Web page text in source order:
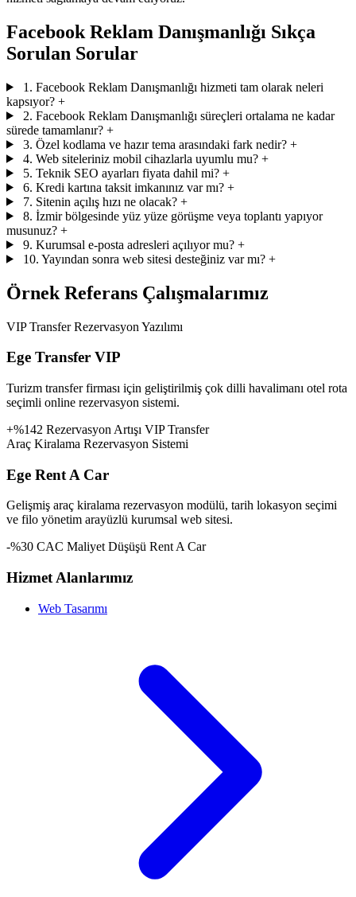
Facebook Reklam Danışmanlığı Sıkça
Sorulan Sorular
1. Facebook Reklam Danışmanlığı hizmeti tam olarak neleri
kapsıyor? +
2. Facebook Reklam Danışmanlığı süreçleri ortalama ne kadar
sürede tamamlanır? +
3. Özel kodlama ve hazır tema arasındaki fark nedir? +
4. Web siteleriniz mobil cihazlarla uyumlu mu? +
5. Teknik SEO ayarları fiyata dahil mi? +
6. Kredi kartına taksit imkanınız var mı? +
7. Sitenin açılış hızı ne olacak? +
8. İzmir bölgesinde yüz yüze görüşme veya toplantı yapıyor
musunuz? +
9. Kurumsal e-posta adresleri açılıyor mu? +
10. Yayından sonra web sitesi desteğiniz var mı? +
Örnek Referans Çalışmalarımız
VIP Transfer Rezervasyon Yazılımı
Ege Transfer VIP
Turizm transfer firması için geliştirilmiş çok dilli havalimanı otel rota
seçimli online rezervasyon sistemi.
+%142 Rezervasyon Artışı VIP Transfer
Araç Kiralama Rezervasyon Sistemi
Ege Rent A Car
Gelişmiş araç kiralama rezervasyon modülü, tarih lokasyon seçimi
ve filo yönetim arayüzlü kurumsal web sitesi.
-%30 CAC Maliyet Düşüşü Rent A Car
Hizmet Alanlarımız
Web Tasarımı